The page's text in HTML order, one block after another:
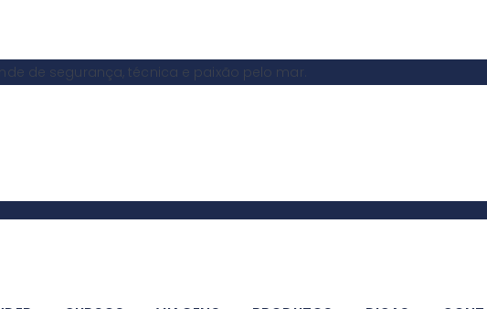
de segurança, técnica e paixão pelo mar.